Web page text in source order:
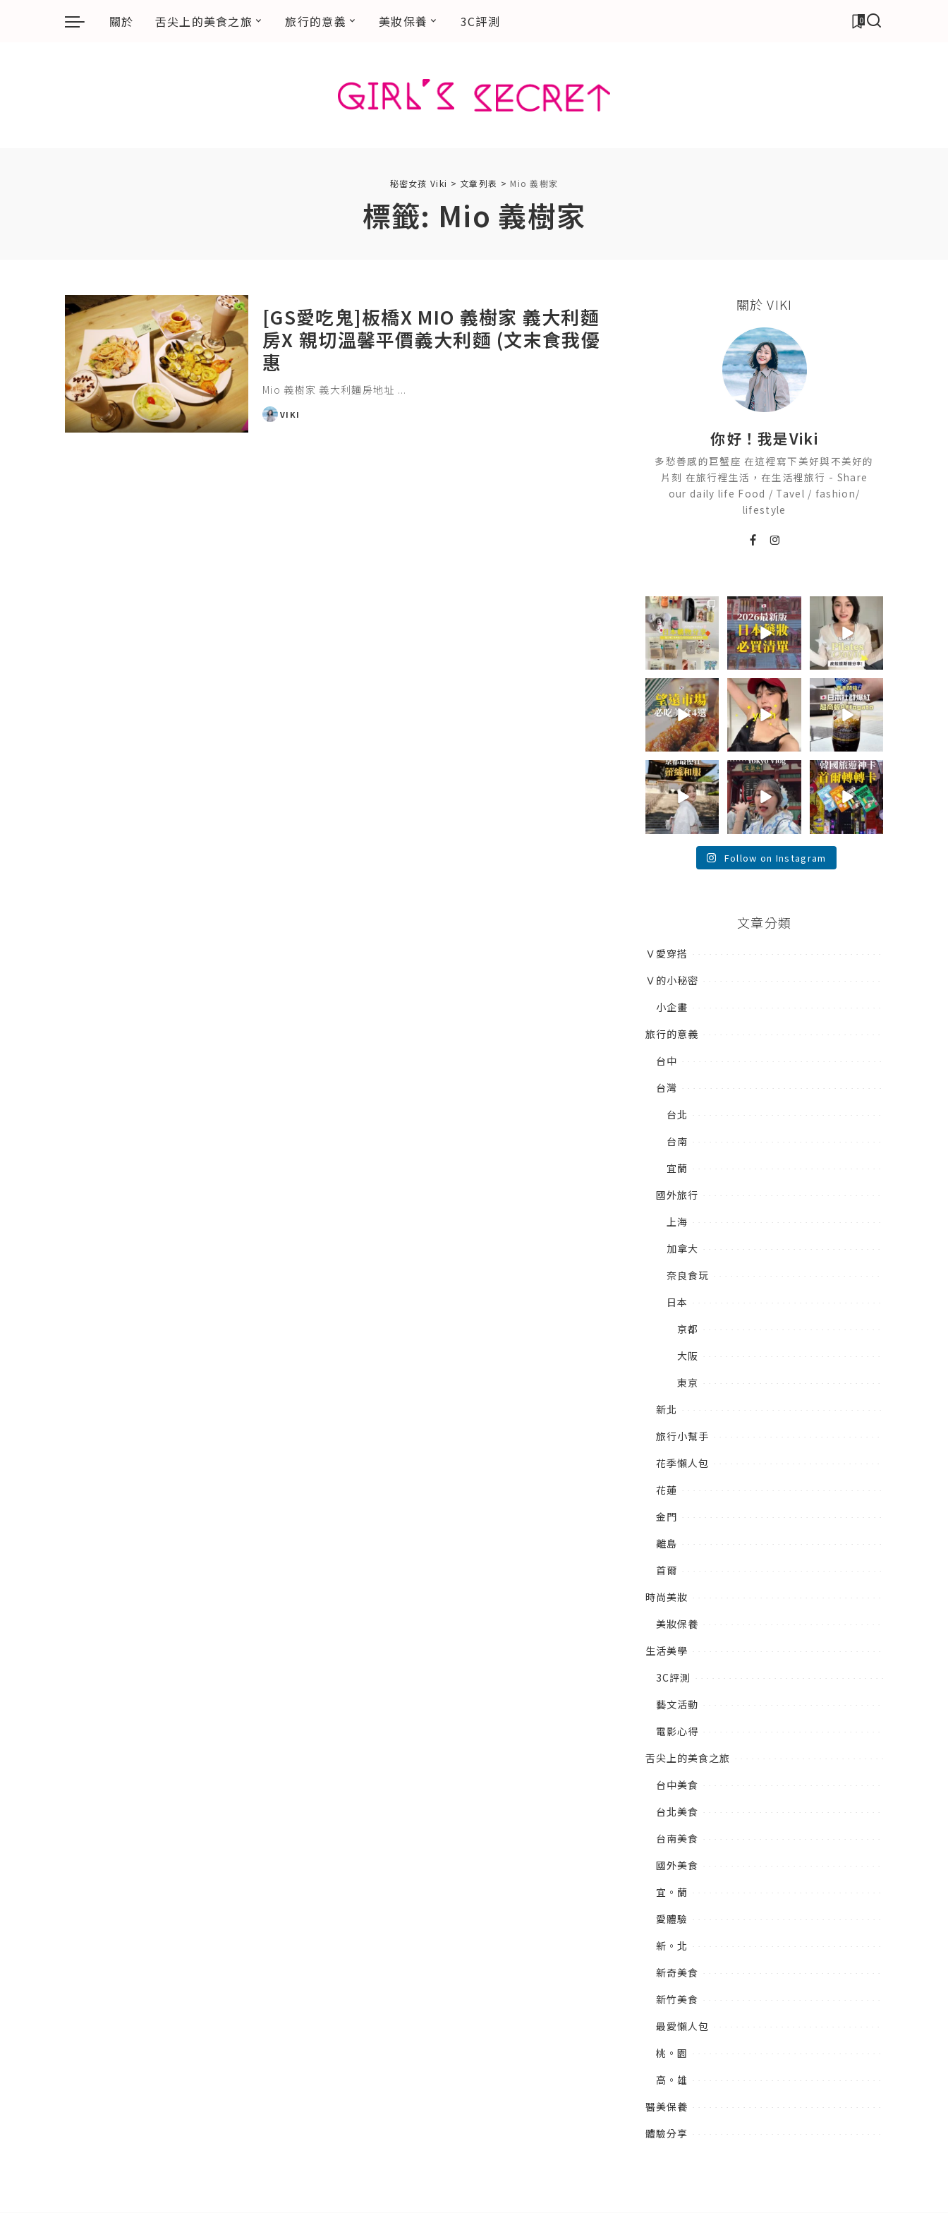
關於 舌尖上的美食之旅 旅行的意義 美妝保養 3C評測 0
秘密女孩 Viki > 文章列表 > Mio 義樹家
標籤: Mio 義樹家
[GS愛吃鬼]板橋X MIO 義樹家 義大利麵
房X 親切溫馨平價義大利麵 (文末食我優
惠
Mio 義樹家 義大利麵房地址 ...
POSTED
VIKI
關於 VIKI
你好！我是Viki
多愁善感的巨蟹座 在這裡寫下美好與不美好的
片刻 在旅行裡生活，在生活裡旅行 - Share
our daily life Food / Tavel / fashion/
lifestyle
💭留言「免費」
傳日本藥妝店/百
貨/機場/Donki/
折價券給你...
75 22
2026🇯🇵日本藥
妝店必買什麼
日本最近紅什
麼？...
118
20
💭留言「美背」
傳🔗給你！
🏷️#吉推韓國
🇰🇷
...
48 20
\🇰🇷韓國望遠市
場4家必吃美食
😋/
💭留言「望遠市
場」傳地址給
你...
340
59
summer
outfit⋆.˚✮🎧
✮˚.⋆
夏日穿搭最需要
單品！...
754
43
\🇯🇵日本爆紅!超
商版Affogato 🍨
☕️/
🏷️#吉推日本🇯🇵
...
116
26
💭留言「蕾絲」
傳預約🔗給你！
\🇯🇵京都最便宜
蕾絲和服推
薦！/ ...
100
\💭留言「PGC」
傳預約🔗給你 /
Tokyo birthday
trip 🫧...
121
38
\💭留言「轉轉」
傳懶人包和購買
🔗給你
\🇰🇷韓國旅遊神
卡！首爾轉轉卡
✨ / ...
146
Follow on Instagram
文章分類
Ｖ愛穿搭
Ｖ的小秘密
小企畫
旅行的意義
台中
台灣
台北
台南
宜蘭
國外旅行
上海
加拿大
奈良食玩
日本
京都
大阪
東京
新北
旅行小幫手
花季懶人包
花蓮
金門
離島
首爾
時尚美妝
美妝保養
生活美學
3C評測
藝文活動
電影心得
舌尖上的美食之旅
台中美食
台北美食
台南美食
國外美食
宜。蘭
愛體驗
新。北
新奇美食
新竹美食
最愛懶人包
桃。園
高。雄
醫美保養
體驗分享